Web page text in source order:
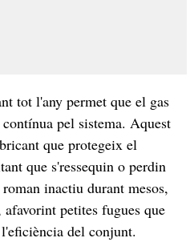
tot l'any permet que el gas
pel sistema. Aquest
que protegeix el
que s'ressequin o perdin
inactiu durant mesos,
petites fugues que
del conjunt.